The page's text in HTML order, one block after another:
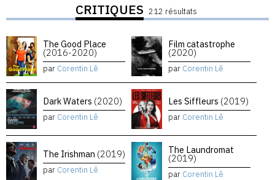
CRITIQUES 212 résultats
The Good Place
(2016-2020)
par Corentin Lê
Film catastrophe
(2020)
par Corentin Lê
Dark Waters (2020)
par Corentin Lê
Les Siffleurs (2019)
par Corentin Lê
The Irishman (2019)
par Corentin Lê
The Laundromat
(2019)
par Corentin Lê